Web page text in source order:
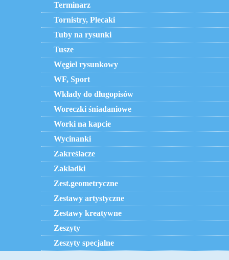
Terminarz
Tornistry, Plecaki
Tuby na rysunki
Tusze
Węgiel rysunkowy
WF, Sport
Wkłady do długopisów
Woreczki śniadaniowe
Worki na kapcie
Wycinanki
Zakreślacze
Zakładki
Zest.geometryczne
Zestawy artystyczne
Zestawy kreatywne
Zeszyty
Zeszyty specjalne